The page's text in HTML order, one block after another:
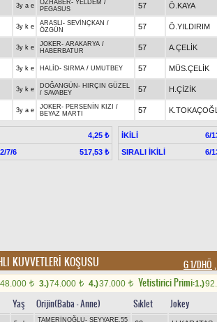
3y a e ÖZHABER- YELDEM /
PEGASUS
57 Ö.KAYA
3y k e ARASLI - SEVİNÇKAN /
ÖZGÜN
57 Ö.YILDIRIM
3y k e JOKER- ARAKARYA /
HABERBATUR
57 A.ÇELİK
3y k e HALİD- SIRMA / UMUTBEY 57 MÜS.ÇELİK
3y k e DOĞANGÜN - HIRÇIN GÜZEL
/ SAVABEY 57 H.ÇİZİK
3y a e JOKER- PERSENİN KIZI /
BEYAZ MARTI
57
4,25 ₺
7/6 517,53 ₺
İKİLİ 6/
SIRALI İKİLİ
6/
KUVVETLERİ KOŞUSU G 1/DHÖ
t 3.)74.000 t 4.)37.000 t Yetistirici Primi:1.)
Yaş Orijin(Baba - Anne) Sıklet Jokey
TAMERİNOĞLU- SEYYARE.55